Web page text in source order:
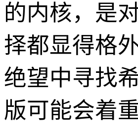
的内核，是
择都显得格
绝望中寻找
版可能会着